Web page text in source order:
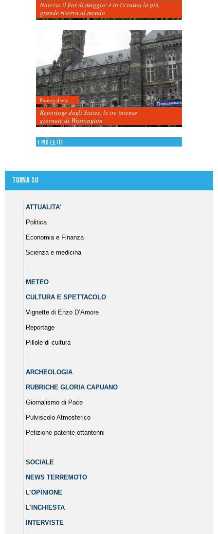
Narciso il fior di maggio: è in Ucraina la più
grande riserva al mondo
Photogallery
Reportage dagli States: le tre intense
giornate di Washington
I più letti
Torna su
ATTUALITA’
Politica
Economia e Finanza
Scienza e medicina
METEO
CULTURA E SPETTACOLO
Vignette di Enzo D’Amore
Reportage
Pillole di cultura
ARCHEOLOGIA
RUBRICHE GLORIA CAPUANO
Giornalismo di Pace
Pulviscolo Atmosferico
Petizione patente ottantenni
SOCIALE
NEWS TERREMOTO
L’OPINIONE
L’INCHIESTA
INTERVISTE